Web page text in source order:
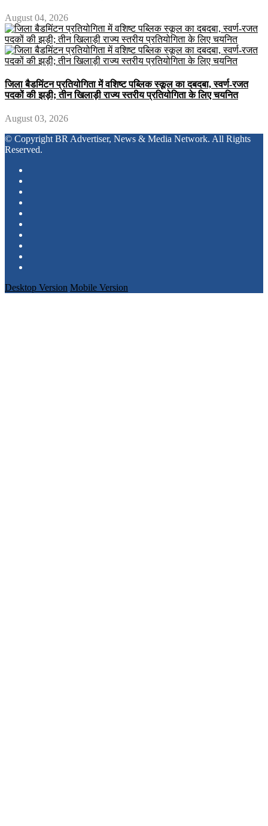
August 04, 2026
जिला बैडमिंटन प्रतियोगिता में वशिष्ट पब्लिक स्कूल का दबदबा, स्वर्ण-रजत
पदकों की झड़ी; तीन खिलाड़ी राज्य स्तरीय प्रतियोगिता के लिए चयनित
August 03, 2026
© Copyright BR Advertiser, News & Media Network. All Rights
Reserved.
Desktop Version Mobile Version